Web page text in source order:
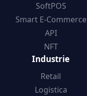
SoftPOS
Smart E-Commerce
API
NFT
Industrie
Retail
Logistica